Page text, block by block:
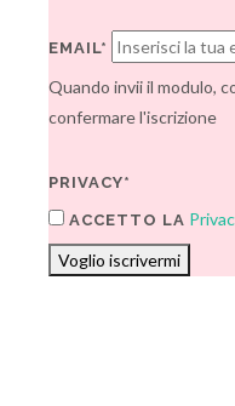
EMAIL*
Quando invii il modulo,
confermare l'iscrizione
PRIVACY*
ACCETTO LA
Voglio iscrivermi